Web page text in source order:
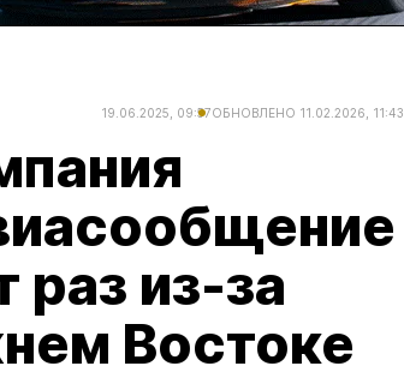
19.06.2025, 09:57ОБНОВЛЕНО 11.02.2026, 11:43
раз из-за
Востоке